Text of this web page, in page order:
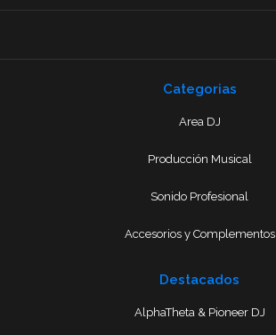
Categorias
Area DJ
Producción Musical
Sonido Profesional
Accesorios y Complementos
Destacados
AlphaTheta & Pioneer DJ